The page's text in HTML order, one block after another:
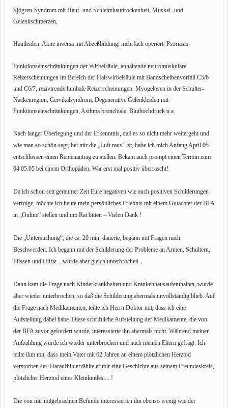
Sjögren-Syndrom mit Haut- und Schleimhauttrockenheit, Muskel- und
Gelenkschmerzen,
Hautleiden, Akne inversa mit Abzeßbildung, mehrfach operiert, Psoriasis,
Funktionseinschränkungen der Wirbelsäule, anhaltende neuromuskuläre
Reizerscheinungen im Bereich der Halswirbelsäule mit Bandscheibenvorfall C5/6
und C6/7, rezivirende lumbale Reizerscheinungen, Myogelosen in der Schulter-
Nackenregion, Cervikalsyndrom, Degenerative Gelenkleiden mit
Funktionseinschränkungen, Asthma bronchiale, Bluthochdruck u.a
Nach langer Überlegung und der Erkenntnis, daß es so nicht mehr weitergeht und
wie man so schön sagt, bei mir die „Luft raus“ ist, habe ich mich Anfang April 05
entschlossen einen Rentenantrag zu stellen. Bekam auch prompt einen Termin zum
04.05.05 bei einem Orthopäden. War erst mal positiv überrascht!
Da ich schon seit geraumer Zeit Eure negativen wie auch positiven Schilderungen
verfolge, möchte ich heute mein persönliches Erlebnis mit einem Gutachter der BFA
in „Online“ stellen und um Rat bitten – Vielen Dank !
Die „Untersuchung“, die ca. 20 min. dauerte, begann mit Fragen nach
Beschwerden: Ich begann mit der Schilderung der Probleme an Armen, Schultern,
Füssen und Hüfte ...wurde aber gleich unterbrochen.
Dann kam die Frage nach Kinderkrankheiten und Krankenhausaufenthalten, wurde
aber wieder unterbrochen, so daß die Schilderung abermals unvollständig blieb. Auf
die Frage nach Medikamenten, teilte ich Herrn Doktor mit, dass ich eine
Aufstellung dabei habe. Diese schriftliche Aufstellung der Medikamente, die von
der BFA zuvor gefordert wurde, interessierte ihn abermals nicht. Während meiner
Aufzählung wurde ich wieder unterbrochen und nach meinen Eltern gefragt. Ich
teilte ihm mit, dass mein Vater mit 62 Jahren an einem plötzlichen Herztod
verstorben sei. Daraufhin erzählte er mir eine Geschichte aus seinem Freundeskreis,
plötzlicher Herztod eines Kleinkindes.....!
Die von mir mitgebrachten Befunde interessierten ihn ebenso wenig wie der